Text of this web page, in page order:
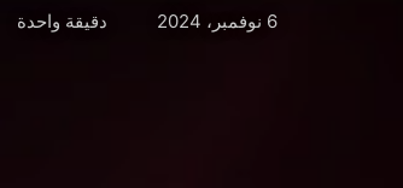
6 نوفمبر، 2024 دقيقة واحدة